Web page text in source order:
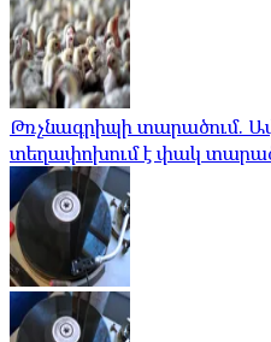
Թռչնագրիպի տարածում.
տեղափոխում է փակ